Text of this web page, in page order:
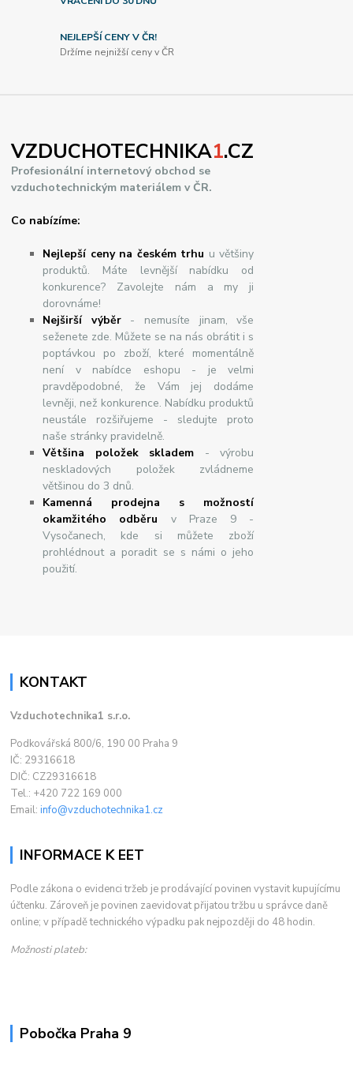
NEJLEPŠÍ CENY V ČR!
Držíme nejnižší ceny v ČR
VZDUCHOTECHNIKA1.CZ
Profesionální internetový obchod se
vzduchotechnickým materiálem v ČR.
Co nabízíme:
Nejlepší ceny na českém trhu u většiny
produktů. Máte levnější nabídku od
konkurence? Zavolejte nám a my ji
dorovnáme!
Nejširšívýběr- nemusíte jinam, vše
seženete zde. Můžete se na nás obrátit i s
poptávkou po zboží, které momentálně
není v nabídce eshopu - je velmi
pravděpodobné, že Vám jej dodáme
levněji, než konkurence. Nabídku produktů
neustále rozšiřujeme - sledujte proto
naše stránky pravidelně.
Většina položek skladem - výrobu
neskladových položek zvládneme
většinou do 3 dnů.
Kamenná prodejna s možností
okamžitého odběru v Praze 9 -
Vysočanech, kde si můžete zboží
prohlédnout a poradit se s námi o jeho
použití.
KONTAKT
Vzduchotechnika1 s.r.o.
Podkovářská 800/6, 190 00 Praha 9
IČ: 29316618
DIČ: CZ29316618
Tel.: +420 722 169 000
Email:info@vzduchotechnika1.cz
INFORMACE K EET
Podle zákona o evidenci tržeb je prodávající povinen vystavit kupujícímu
účtenku. Zároveň je povinen zaevidovat přijatou tržbu u správce daně
online; v případě technického výpadku pak nejpozději do 48 hodin.
Možnosti plateb:
Pobočka Praha 9